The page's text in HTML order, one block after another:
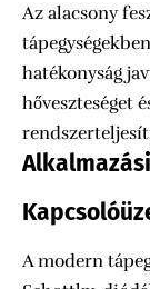
Az alacsony
hatékonyság
hőveszteséget
A modern